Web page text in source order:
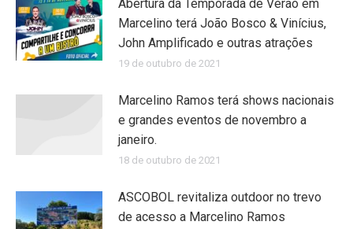
Abertura da Temporada de Verão em
Marcelino terá João Bosco & Vinícius,
John Amplificado e outras atrações
19 de outubro de 2021
Marcelino Ramos terá shows nacionais
e grandes eventos de novembro a
janeiro.
18 de outubro de 2021
ASCOBOL revitaliza outdoor no trevo
de acesso a Marcelino Ramos